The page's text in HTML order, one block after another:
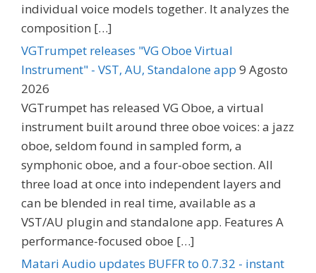
individual voice models together. It analyzes the
composition […]
VGTrumpet releases "VG Oboe Virtual
Instrument" - VST, AU, Standalone app 9 Agosto
2026
VGTrumpet has released VG Oboe, a virtual
instrument built around three oboe voices: a jazz
oboe, seldom found in sampled form, a
symphonic oboe, and a four-oboe section. All
three load at once into independent layers and
can be blended in real time, available as a
VST/AU plugin and standalone app. Features A
performance-focused oboe […]
Matari Audio updates BUFFR to 0.7.32 - instant